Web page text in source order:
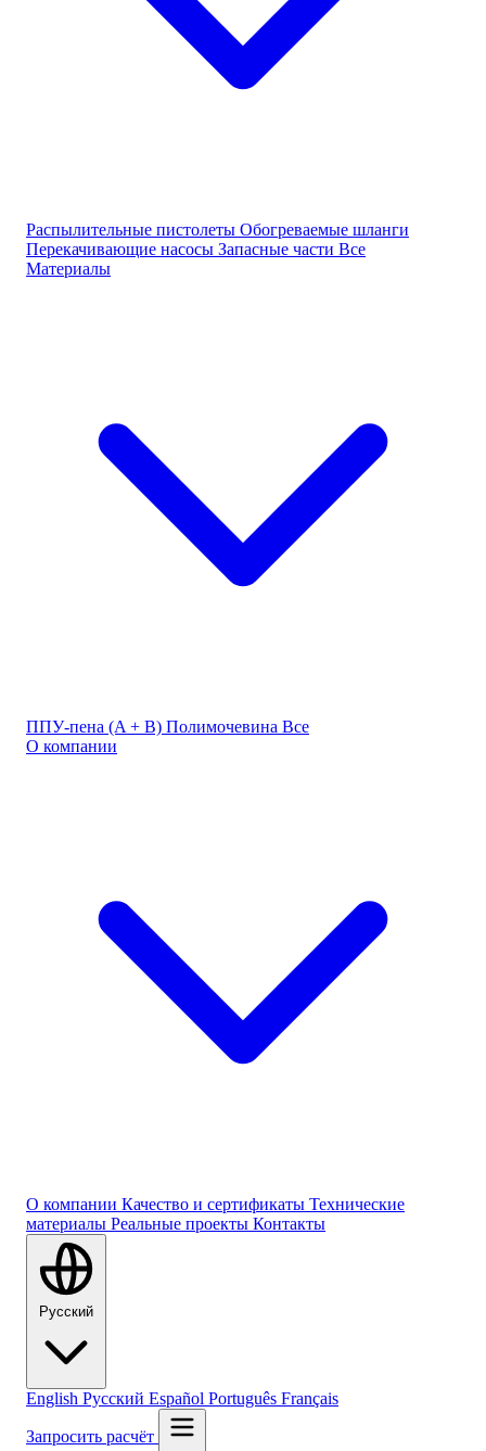
Распылительные пистолеты Обогреваемые шланги
Перекачивающие насосы Запасные части Все
Материалы
ППУ-пена (A + B) Полимочевина Все
О компании
О компании Качество и сертификаты Технические
материалы Реальные проекты Контакты
English Русский Español Português Français
Запросить расчёт